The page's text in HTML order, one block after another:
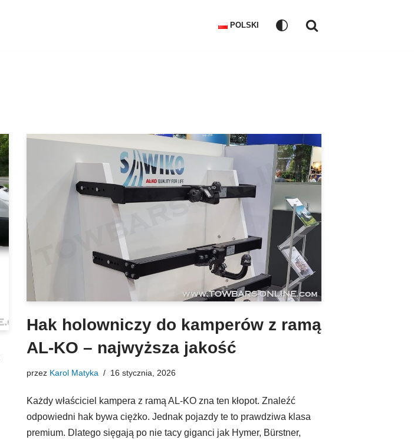
POLSKI
Hak holowniczy do kamperów z ramą
AL-KO – najwyższa jakość
przez Karol Matyka 16 stycznia, 2026
Każdy właściciel kampera z ramą AL‑KO zna ten kłopot. Znaleźć
odpowiedni hak bywa ciężko. Jednak pojazdy te to prawdziwa klasa
premium. Dlatego sięgają po nie tacy giganci jak Hymer, Bürstner,